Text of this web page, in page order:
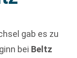
gab es zu
bei Beltz